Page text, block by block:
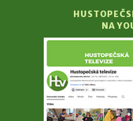
NA